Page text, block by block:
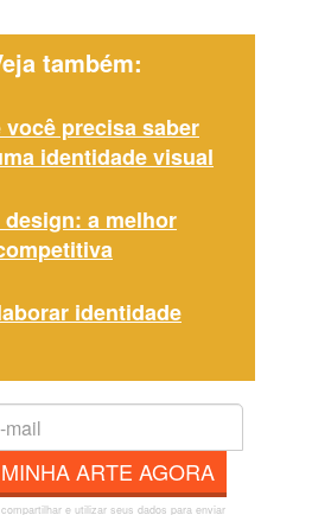
também:
você precisa saber
identidade visual
a melhor
identidade
ARTE AGORA
e utilizar seus dados para enviar